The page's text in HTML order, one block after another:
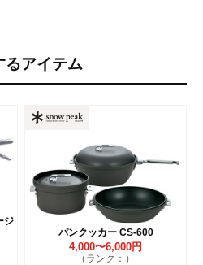
るアイテム
ジ
パンクッカー CS-600
4,000〜6,000円
（ランク：）